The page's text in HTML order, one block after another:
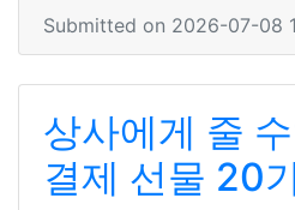
Submitted on 2026-07-08
상사에게 줄
결제 선물 20